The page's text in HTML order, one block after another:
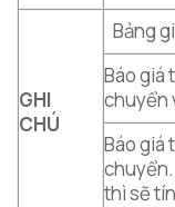
GHI
CHÚ
Bảng
Báo giá
chuyển
Báo giá
thì sẽ